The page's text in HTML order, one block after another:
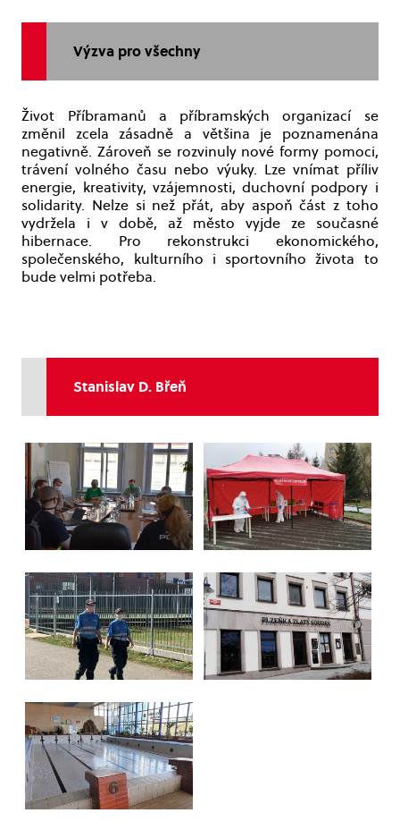
Výzva pro všechny
Život Příbramanů a příbramských organizací se
změnil zcela zásadně a většina je poznamenána
negativně. Zároveň se rozvinuly nové formy pomoci,
trávení volného času nebo výuky. Lze vnímat příliv
energie, kreativity, vzájemnosti, duchovní podpory i
solidarity. Nelze si než přát, aby aspoň část z toho
vydržela i v době, až město vyjde ze současné
hibernace. Pro rekonstrukci ekonomického,
společenského, kulturního i sportovního života to
bude velmi potřeba.
Stanislav D. Břeň